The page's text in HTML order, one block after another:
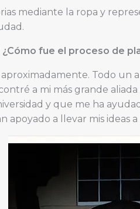
mediante la ropa y
fue el proceso de
aproximadamente. Todo
a mi más grande
y que me ha
a llevar mis ideas a